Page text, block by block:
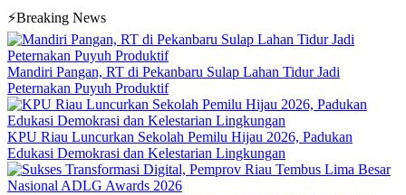
⚡Breaking News
Mandiri Pangan, RT di Pekanbaru Sulap Lahan Tidur Jadi
Peternakan Puyuh Produktif
KPU Riau Luncurkan Sekolah Pemilu Hijau 2026, Padukan
Edukasi Demokrasi dan Kelestarian Lingkungan